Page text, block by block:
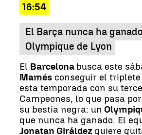
16:54
El Barça nunca ha
Olympique de Lyon
El Barcelonabusca este
Mamés conseguir el
esta temporada con su
Campeones, lo que pasa
su bestia negra: un
que nunca ha ganado. El
Jonatan Giráldez quiere